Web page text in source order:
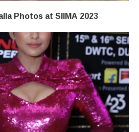
Photos at SIIMA 2023